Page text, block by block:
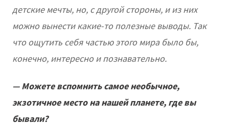
детские мечты, но, с другой стороны, и из них
можно вынести какие-то полезные выводы. Так
что ощутить себя частью этого мира было бы,
конечно, интересно и познавательно.
— Можете вспомнить самое необычное,
экзотичное место на нашей планете, где вы
бывали?